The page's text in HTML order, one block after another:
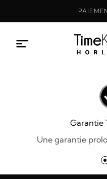
Garantie
Une garantie